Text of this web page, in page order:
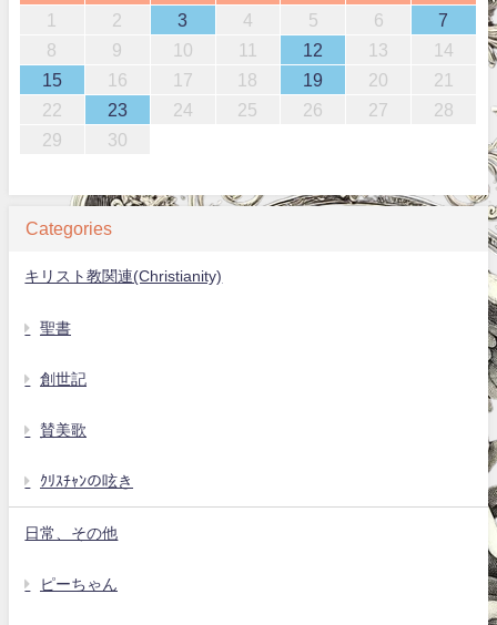
1 2 3 4 5 6
7
8
9 10 11 12 13
14
15
16 17 18 19 20
21
22
23 24 25 26 27
28
29
30
Categories
キリスト教関連(Christianity)
聖書
創世記
賛美歌
ｸﾘｽﾁｬﾝの呟き
日常、その他
ピーちゃん